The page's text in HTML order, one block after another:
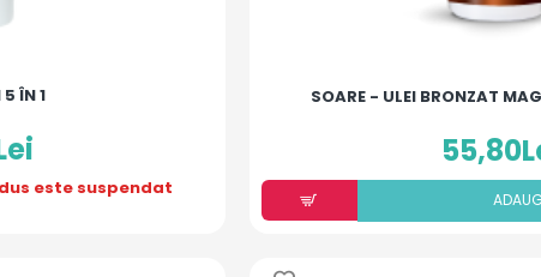
5 ÎN 1
este suspendat
SOARE - ULEI BRONZAT